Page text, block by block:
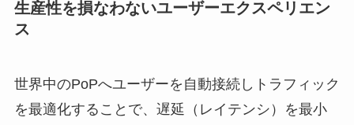
生産性を損なわないユーザーエクスペリエン
ス
世界中のPoPへユーザーを自動接続しトラフィック
を最適化することで、遅延（レイテンシ）を最小